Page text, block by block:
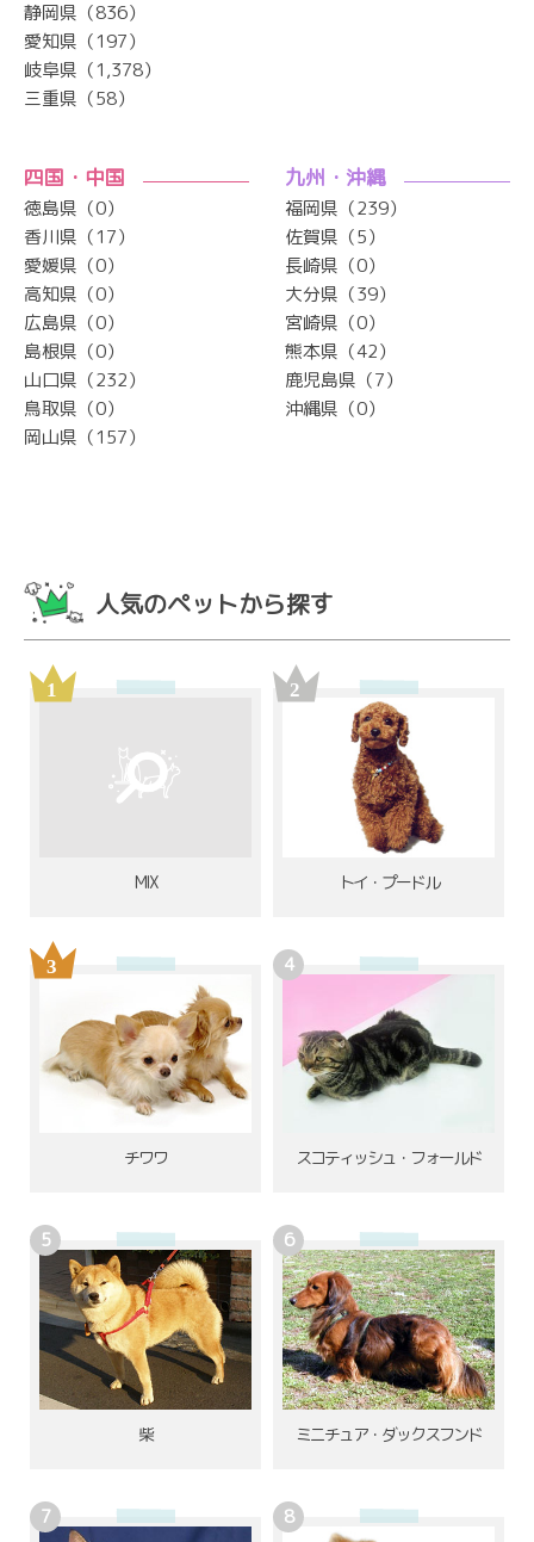
静岡県（836）
愛知県（197）
岐阜県（1,378）
三重県（58）
四国・中国
徳島県（0）
香川県（17）
愛媛県（0）
高知県（0）
広島県（0）
島根県（0）
山口県（232）
鳥取県（0）
岡山県（157）
九州・沖縄
福岡県（239）
佐賀県（5）
長崎県（0）
大分県（39）
宮崎県（0）
熊本県（42）
鹿児島県（7）
沖縄県（0）
人気のペットから探す
MIX トイ・プードル
チワワ スコティッシュ・フォールド
柴 ミニチュア・ダックスフンド